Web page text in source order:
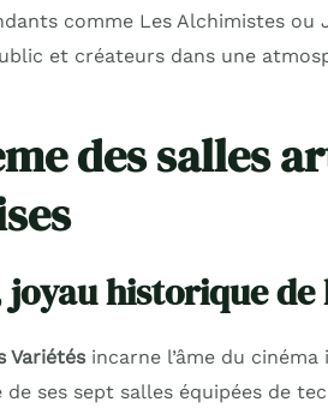
comme Les Alchimistes ou
et créateurs dans une
des salles
joyau historique de
Variétésincarne l’âme du cinéma
de ses sept salles équipées de